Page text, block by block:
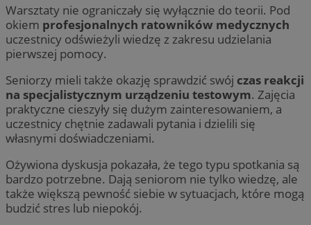
Warsztaty nie ograniczały się wyłącznie do teorii. Pod
okiem profesjonalnych ratowników medycznych
uczestnicy odświeżyli wiedzę z zakresu udzielania
pierwszej pomocy.
Seniorzy mieli także okazję sprawdzić swój czas reakcji
na specjalistycznym urządzeniu testowym. Zajęcia
praktyczne cieszyły się dużym zainteresowaniem, a
uczestnicy chętnie zadawali pytania i dzielili się
własnymi doświadczeniami.
Ożywiona dyskusja pokazała, że tego typu spotkania są
bardzo potrzebne. Dają seniorom nie tylko wiedzę, ale
także większą pewność siebie w sytuacjach, które mogą
budzić stres lub niepokój.